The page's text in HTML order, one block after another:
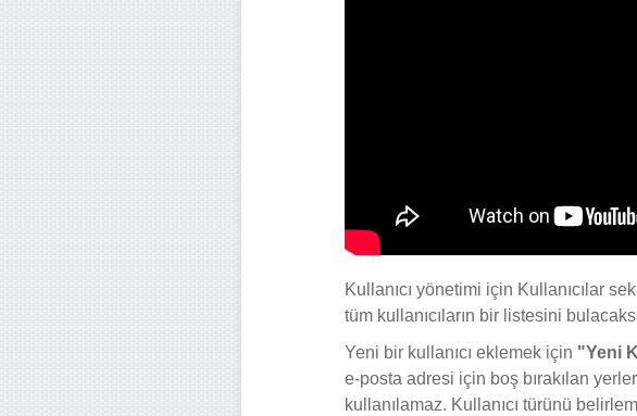
Kullanıcı yönetimi için Kullanıcılar
tüm kullanıcıların bir listesini
Yeni bir kullanıcı eklemek için "Yeni
e-posta adresi için boş bırakılan
kullanılamaz. Kullanıcı türünü